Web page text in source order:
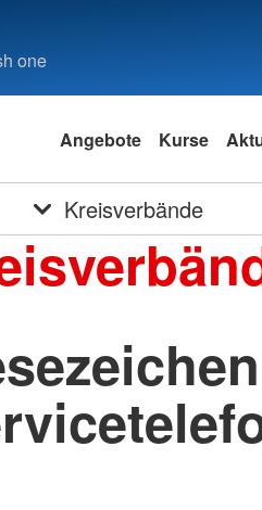
one
Angebote Kurse
Kreisverbände